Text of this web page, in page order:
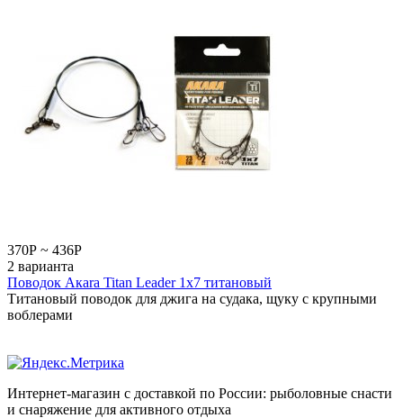
370Р ~ 436Р
2 варианта
Поводок Акаrа Titan Leader 1x7 титановый
Титановый поводок для джига на судака, щуку с крупными
воблерами
Интернет-магазин с доставкой по России: рыболовные снасти
и снаряжение для активного отдыха